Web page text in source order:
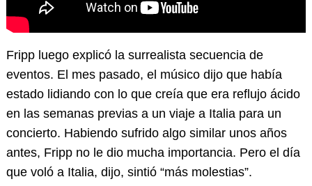
Fripp luego explicó la surrealista secuencia de
eventos. El mes pasado, el músico dijo que había
estado lidiando con lo que creía que era reflujo ácido
en las semanas previas a un viaje a Italia para un
concierto. Habiendo sufrido algo similar unos años
antes, Fripp no ​​le dio mucha importancia. Pero el día
que voló a Italia, dijo, sintió “más molestias”.